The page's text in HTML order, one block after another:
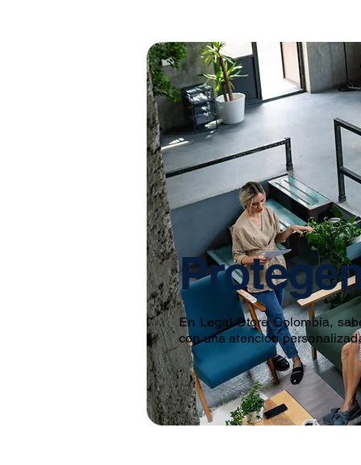
En Legal Store Colombia,
con una atención